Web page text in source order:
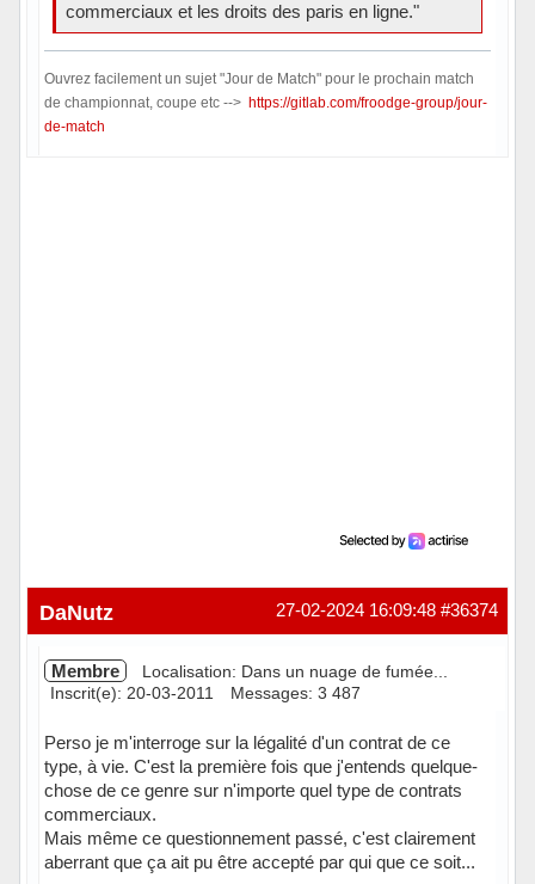
commerciaux et les droits des paris en ligne."
Ouvrez facilement un sujet "Jour de Match" pour le prochain match
de championnat, coupe etc --> https://gitlab.com/froodge-group/jour-
de-match
#36374
27-02-2024 16:09:48
DaNutz
Membre
Localisation: Dans un nuage de fumée...
Inscrit(e): 20-03-2011
Messages: 3 487
Perso je m'interroge sur la légalité d'un contrat de ce
type, à vie. C'est la première fois que j'entends quelque-
chose de ce genre sur n'importe quel type de contrats
commerciaux.
Mais même ce questionnement passé, c'est clairement
aberrant que ça ait pu être accepté par qui que ce soit...